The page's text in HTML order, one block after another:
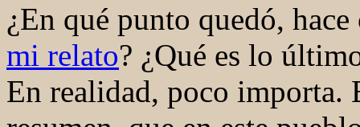
¿En qué punto quedó,
mi relato? ¿Qué es lo
En realidad, poco importa.